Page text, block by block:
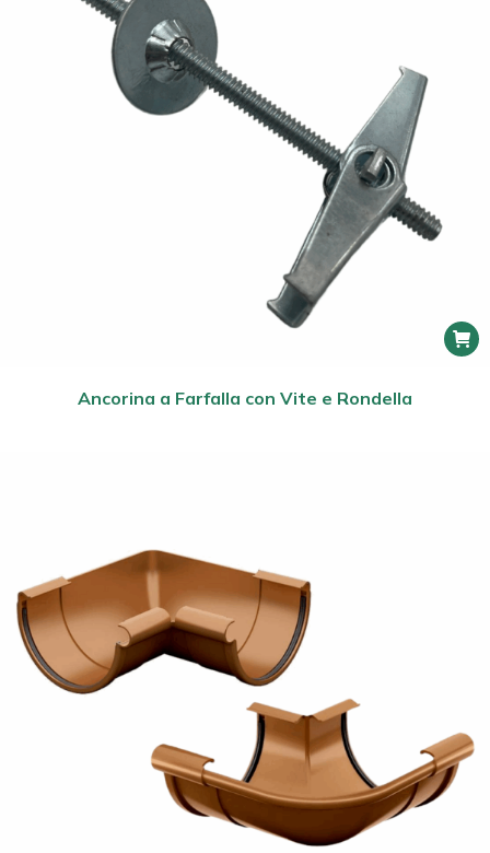
Ancorina a Farfalla con Vite e Rondella